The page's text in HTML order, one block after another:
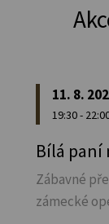
11. 8.
19:30 -
Bílá paní
Zábavné
zámecké